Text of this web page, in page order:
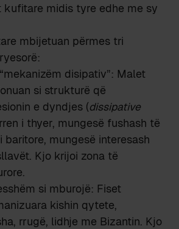
kufitare midis tyre edhe me sy
mbijetuan përmes tri
disipativ”: Malet
si strukturë që
e dyndjes (dissipative
i thyer, mungesë fushash të
baritore, mungesë interesash
Kjo krijoi zona të
si mburojë: Fiset
kishin qytete,
rrugë, lidhje me Bizantin. Kjo